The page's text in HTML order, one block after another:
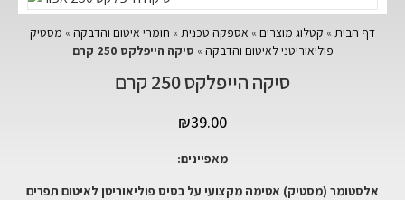
דף הבית » קטלוג מוצרים » אספקה טכנית » חומרי איטום והדבקה » מסטיק
פוליאוריטני לאיטום והדבקה » סיקה הייפלקס 250 קרם
סיקה הייפלקס 250 קרם
₪39.00
מאפיינים:
אלסטומר (מסטיק) אטימה מקצועי על בסיס פוליאוריטן לאיטום תפרים